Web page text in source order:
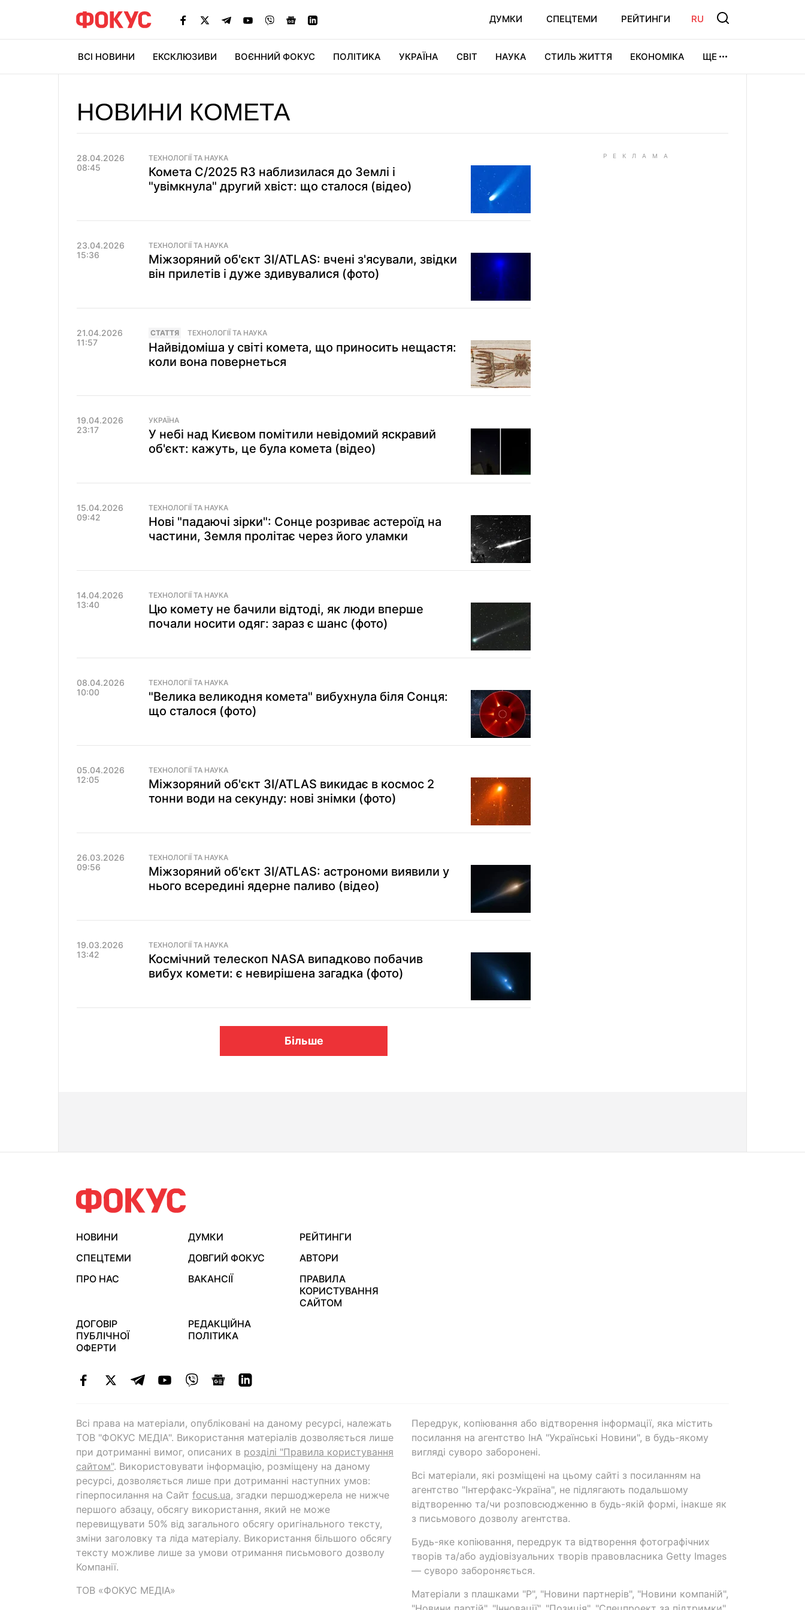
ДУМКИ СПЕЦТЕМИ РЕЙТИНГИ RU
ВСІ НОВИНИ ЕКСКЛЮЗИВИ ВОЄННИЙ ФОКУС ПОЛІТИКА УКРАЇНА СВІТ НАУКА СТИЛЬ ЖИТТЯ ЕКОНОМІКА ЩЕ
НОВИНИ КОМЕТА
28.04.2026
08:45
ТЕХНОЛОГІЇ ТА НАУКА
Комета C/2025 R3 наблизилася до Землі і
"увімкнула" другий хвіст: що сталося (відео)
23.04.2026
15:36
ТЕХНОЛОГІЇ ТА НАУКА
Міжзоряний об'єкт 3I/ATLAS: вчені з'ясували, звідки
він прилетів і дуже здивувалися (фото)
21.04.2026
11:57
СТАТТЯ ТЕХНОЛОГІЇ ТА НАУКА
Найвідоміша у світі комета, що приносить нещастя:
коли вона повернеться
19.04.2026
23:17
УКРАЇНА
У небі над Києвом помітили невідомий яскравий
об'єкт: кажуть, це була комета (відео)
15.04.2026
09:42
ТЕХНОЛОГІЇ ТА НАУКА
Нові "падаючі зірки": Сонце розриває астероїд на
частини, Земля пролітає через його уламки
14.04.2026
13:40
ТЕХНОЛОГІЇ ТА НАУКА
Цю комету не бачили відтоді, як люди вперше
почали носити одяг: зараз є шанс (фото)
08.04.2026
10:00
ТЕХНОЛОГІЇ ТА НАУКА
"Велика великодня комета" вибухнула біля Сонця:
що сталося (фото)
05.04.2026
12:05
ТЕХНОЛОГІЇ ТА НАУКА
Міжзоряний об'єкт 3I/ATLAS викидає в космос 2
тонни води на секунду: нові знімки (фото)
26.03.2026
09:56
ТЕХНОЛОГІЇ ТА НАУКА
Міжзоряний об'єкт 3I/ATLAS: астрономи виявили у
нього всередині ядерне паливо (відео)
19.03.2026
13:42
ТЕХНОЛОГІЇ ТА НАУКА
Космічний телескоп NASA випадково побачив
вибух комети: є невирішена загадка (фото)
Більше
НОВИНИ ДУМКИ
РЕЙТИНГИ
СПЕЦТЕМИ
ДОВГИЙ ФОКУС
АВТОРИ
ПРО НАС
ВАКАНСІЇ
ПРАВИЛА
КОРИСТУВАННЯ
САЙТОМ
ДОГОВІР
ПУБЛІЧНОЇ
ОФЕРТИ
РЕДАКЦІЙНА
ПОЛІТИКА
Всі права на матеріали, опубліковані на даному ресурсі, належать
ТОВ "ФОКУС МЕДІА". Використання матеріалів дозволяється лише
при дотриманні вимог, описаних в розділі "Правила користування
сайтом". Використовувати інформацію, розміщену на даному
ресурсі, дозволяється лише при дотриманні наступних умов:
гіперпосилання на Cайт focus.ua, згадки першоджерела не нижче
першого абзацу, обсягу використання, який не може
перевищувати 50% від загального обсягу оригінального тексту,
зміни заголовку та ліда матеріалу. Використання більшого обсягу
тексту можливе лише за умови отримання письмового дозволу
Компанії.
ТОВ «ФОКУС МЕДІА»
Передрук, копіювання або відтворення інформації, яка містить
посилання на агентство ІнА "Українські Новини", в будь-якому
вигляді суворо заборонені.
Всі матеріали, які розміщені на цьому сайті з посиланням на
агентство "Інтерфакс-Україна", не підлягають подальшому
відтворенню та/чи розповсюдженню в будь-якій формі, інакше як
з письмового дозволу агентства.
Будь-яке копіювання, передрук та відтворення фотографічних
творів та/або аудіовізуальних творів правовласника Getty Images
— суворо забороняється.
Матеріали з плашками "Р", "Новини партнерів", "Новини компаній",